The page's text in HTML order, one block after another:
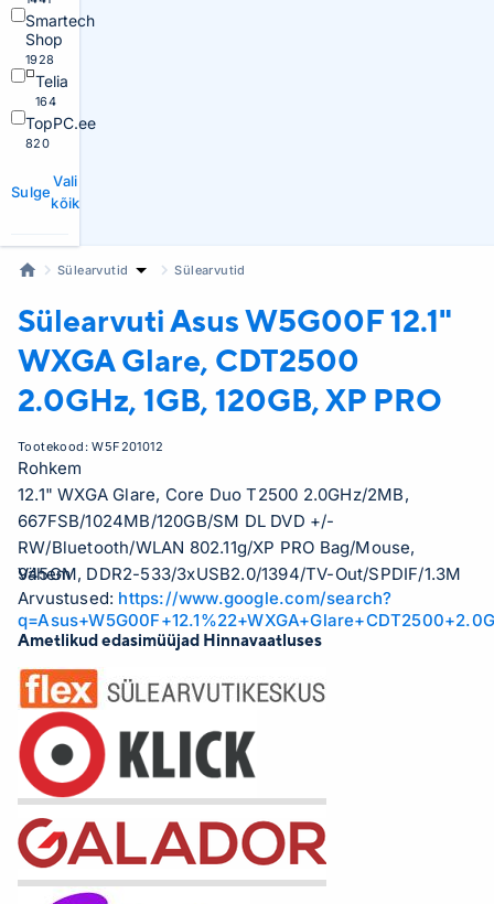
Smartech
Shop
1928
Telia
164
TopPC.ee
820
Sulge
Vali
kõik
Sülearvutid Sülearvutid
Sülearvuti AsusW5G00F 12.1"
WXGA Glare, CDT2500
2.0GHz, 1GB, 120GB, XP PRO
Tootekood:W5F201012
Rohkem
12.1" WXGA Glare, Core Duo T2500 2.0GHz/2MB,
667FSB/1024MB/120GB/SM DL DVD +/-
RW/Bluetooth/WLAN 802.11g/XP PRO Bag/Mouse,
945GM, DDR2-533/3xUSB2.0/1394/TV-Out/SPDIF/1.3M
Camera/6 Cell batt 3.5hrs/1.6Kg
Vähem
Arvustused: https://www.google.com/search?
Ametlikud edasimüüjad Hinnavaatluses